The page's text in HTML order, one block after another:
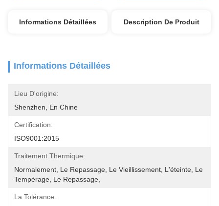
Informations Détaillées Description De Produit
Informations Détaillées
Lieu D'origine:
Shenzhen, En Chine
Certification:
ISO9001:2015
Traitement Thermique:
Normalement, Le Repassage, Le Vieillissement, L'éteinte, Le
Tempérage, Le Repassage,
La Tolérance: